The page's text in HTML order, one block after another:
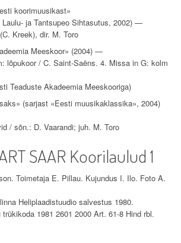
koorimuusikast»
Laulu- ja Tantsupeo Sihtasutus, 2002) —
Kreek), dir. M. Toro
Meeskoor» (2004) —
lõpukoor / C. Saint-Saëns. 4. Missa in G: kolm
Teaduste Akadeemia Meeskooriga)
(sarjast «Eesti muusikaklassika», 2004)
/ sõn.: D. Vaarandi; juh. M. Toro
SAAR Koorilaulud 1
Toimetaja E. Pillau. Kujundus I. Ilo. Foto A.
Heliplaadistuudio salvestus 1980.
1981 2601 2000 Art. 61-8 Hind rbl.